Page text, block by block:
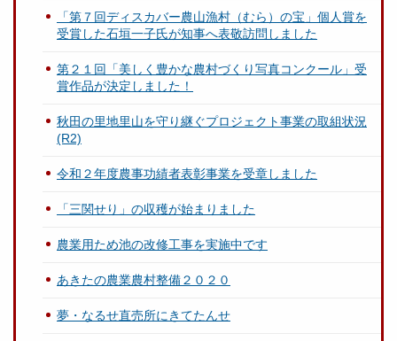
「第７回ディスカバー農山漁村（むら）の宝」個人賞を
受賞した石垣一子氏が知事へ表敬訪問しました
第２１回「美しく豊かな農村づくり写真コンクール」受
賞作品が決定しました！
秋田の里地里山を守り継ぐプロジェクト事業の取組状況
(R2)
令和２年度農事功績者表彰事業を受章しました
「三関せり」の収穫が始まりました
農業用ため池の改修工事を実施中です
あきたの農業農村整備２０２０
夢・なるせ直売所にきてたんせ